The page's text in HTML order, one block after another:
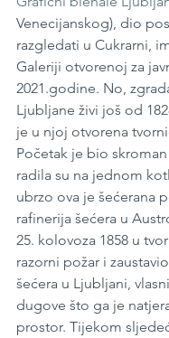
Venecijanskog), dio
razgledati u Cukrarni,
Galeriji otvorenoj za
2021.godine. No,
Ljubljane živi još od
je u njoj otvorena
Početak je bio skroman
radila su na jednom
ubrzo ova je šećerana
rafinerija šećera u
25. kolovoza 1858 u
razorni požar i
šećera u Ljubljani,
dugove što ga je
prostor. Tijekom